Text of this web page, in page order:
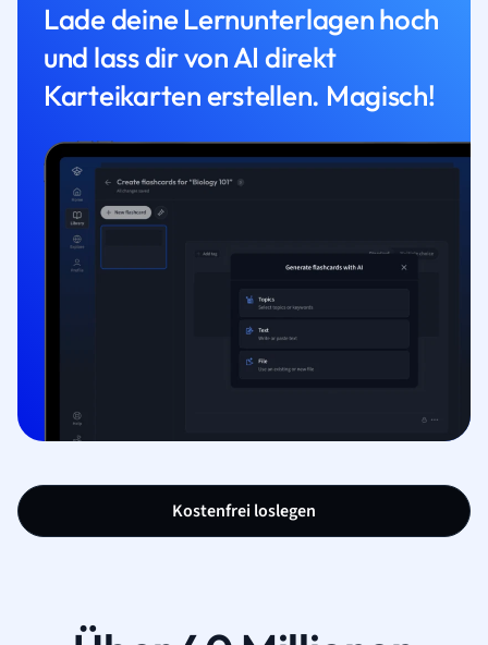
Lade deine Lernunterlagen hoch
und lass dir von AI direkt
Karteikarten erstellen. Magisch!
Kostenfrei loslegen